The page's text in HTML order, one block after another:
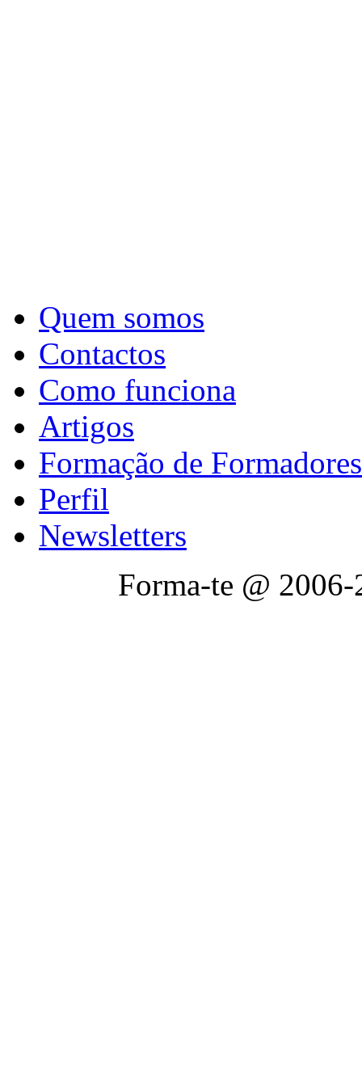
Quem somos
Contactos
Como funciona
Artigos
Formação de Formadores
Perfil
Newsletters
Forma-te @